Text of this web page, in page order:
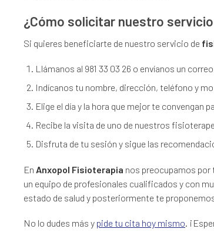
¿Cómo solicitar nuestro
Si quieres beneficiarte de nuestro servicio de
Llámanos al 981 33 03 26 o envíanos un
Indícanos tu nombre, dirección, teléfono y
Elige el día y la hora que mejor te convengan
Recibe la visita de uno de nuestros
Disfruta de tu sesión y sigue las
En Anxopol Fisioterapia nos preocupamos
un equipo de profesionales cualificados y con
estado de salud y posteriormente te
No lo dudes más y pide tu cita hoy mismo.